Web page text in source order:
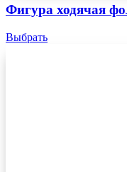
Фигура ходячая
Выбрать